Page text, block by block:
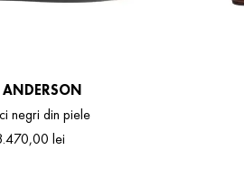
negri din piele
.470,00 lei